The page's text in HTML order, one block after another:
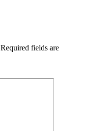
Required fields are